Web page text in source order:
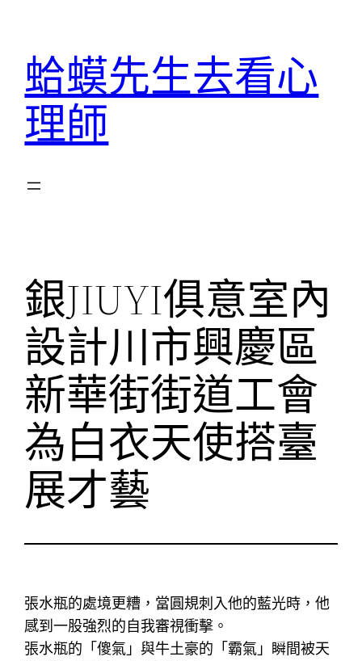
蛤蟆先生去看心
理師
銀JIUYI俱意室內
設計川市興慶區
新華街街道工會
為白衣天使搭臺
展才藝
張水瓶的處境更糟，當圓規刺入他的藍光時，他
感到一股強烈的自我審視衝擊。
張水瓶的「傻氣」與牛土豪的「霸氣」瞬間被天